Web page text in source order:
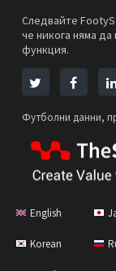
Следвайте
че никога няма
функция.
Футболни данни,
English
Korean